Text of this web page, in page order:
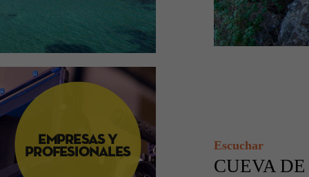
Escuchar
CUEVA